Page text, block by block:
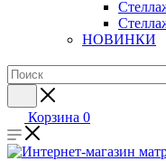
НОВИНКИ
Корзина 0